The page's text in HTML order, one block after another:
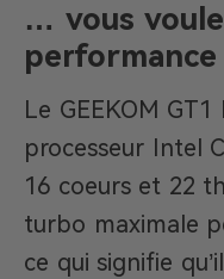
… vous
Le GEEKOM GT1
processeur Intel
16 coeurs et 22
turbo maximale
ce qui signifie